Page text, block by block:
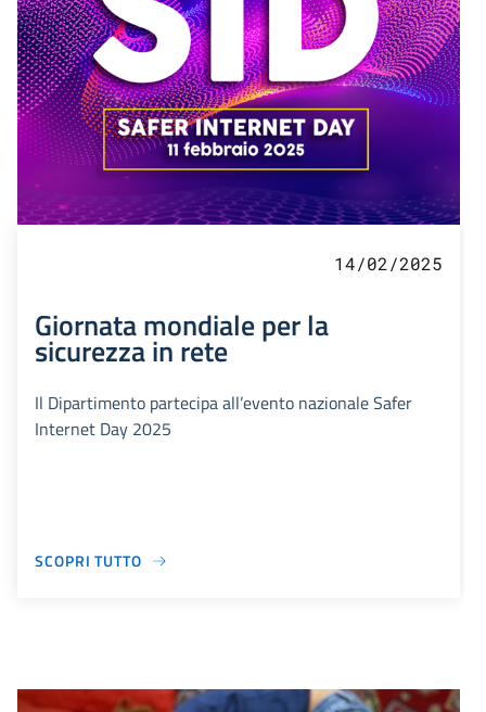
14/02/2025
Giornata mondiale per la
sicurezza in rete
Il Dipartimento partecipa all’evento nazionale Safer
Internet Day 2025
SCOPRI TUTTO